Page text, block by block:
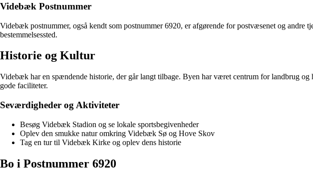
Videbæk Postnummer
Videbæk postnummer, også kendt som postnummer 6920, er afgørende for postvæsenet og
bestemmelsessted.
Historie og Kultur
Videbæk har en spændende historie, der går langt tilbage. Byen har været centrum for landbrug
gode faciliteter.
Seværdigheder og Aktiviteter
Besøg Videbæk Stadion og se lokale sportsbegivenheder
Oplev den smukke natur omkring Videbæk Sø og Hove Skov
Tag en tur til Videbæk Kirke og oplev dens historie
Bo i Postnummer 6920